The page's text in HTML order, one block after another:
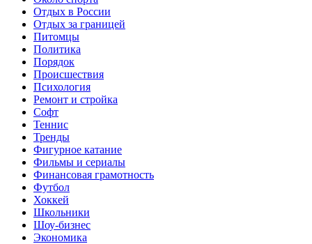
Отдых в России
Отдых за границей
Питомцы
Политика
Порядок
Происшествия
Психология
Ремонт и стройка
Софт
Теннис
Тренды
Фигурное катание
Фильмы и сериалы
Финансовая грамотность
Футбол
Хоккей
Школьники
Шоу-бизнес
Экономика